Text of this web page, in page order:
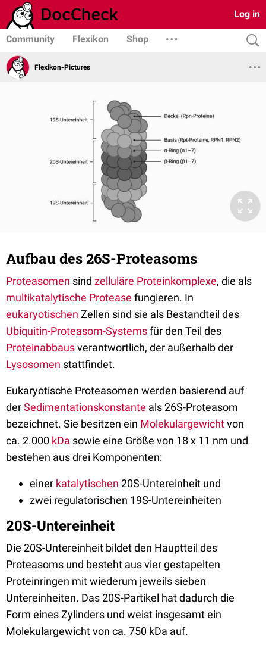
Log in
Community Flexikon Shop
Flexikon-Pictures
Aufbau des 26S-Proteasoms
Proteasomen sind zelluläre Proteinkomplexe, die als
multikatalytische Protease fungieren. In
eukaryotischen Zellen sind sie als Bestandteil des
Ubiquitin-Proteasom-Systemsfür den Teil des
Proteinabbausverantwortlich, der außerhalb der
Lysosomen stattfindet.
Eukaryotische Proteasomen werden basierend auf
derSedimentationskonstante als 26S-Proteasom
bezeichnet. Sie besitzen ein Molekulargewichtvon
ca. 2.000 kDa sowie eine Größe von 18 x 11 nm und
bestehen aus drei Komponenten:
einer katalytischen 20S-Untereinheit und
zwei regulatorischen 19S-Untereinheiten
20S-Untereinheit
Die 20S-Untereinheit bildet den Hauptteil des
Proteasoms und besteht aus vier gestapelten
Proteinringen mit wiederum jeweils sieben
Untereinheiten. Das 20S-Partikel hat dadurch die
Form eines Zylinders und weist insgesamt ein
Molekulargewicht von ca. 750 kDa auf.